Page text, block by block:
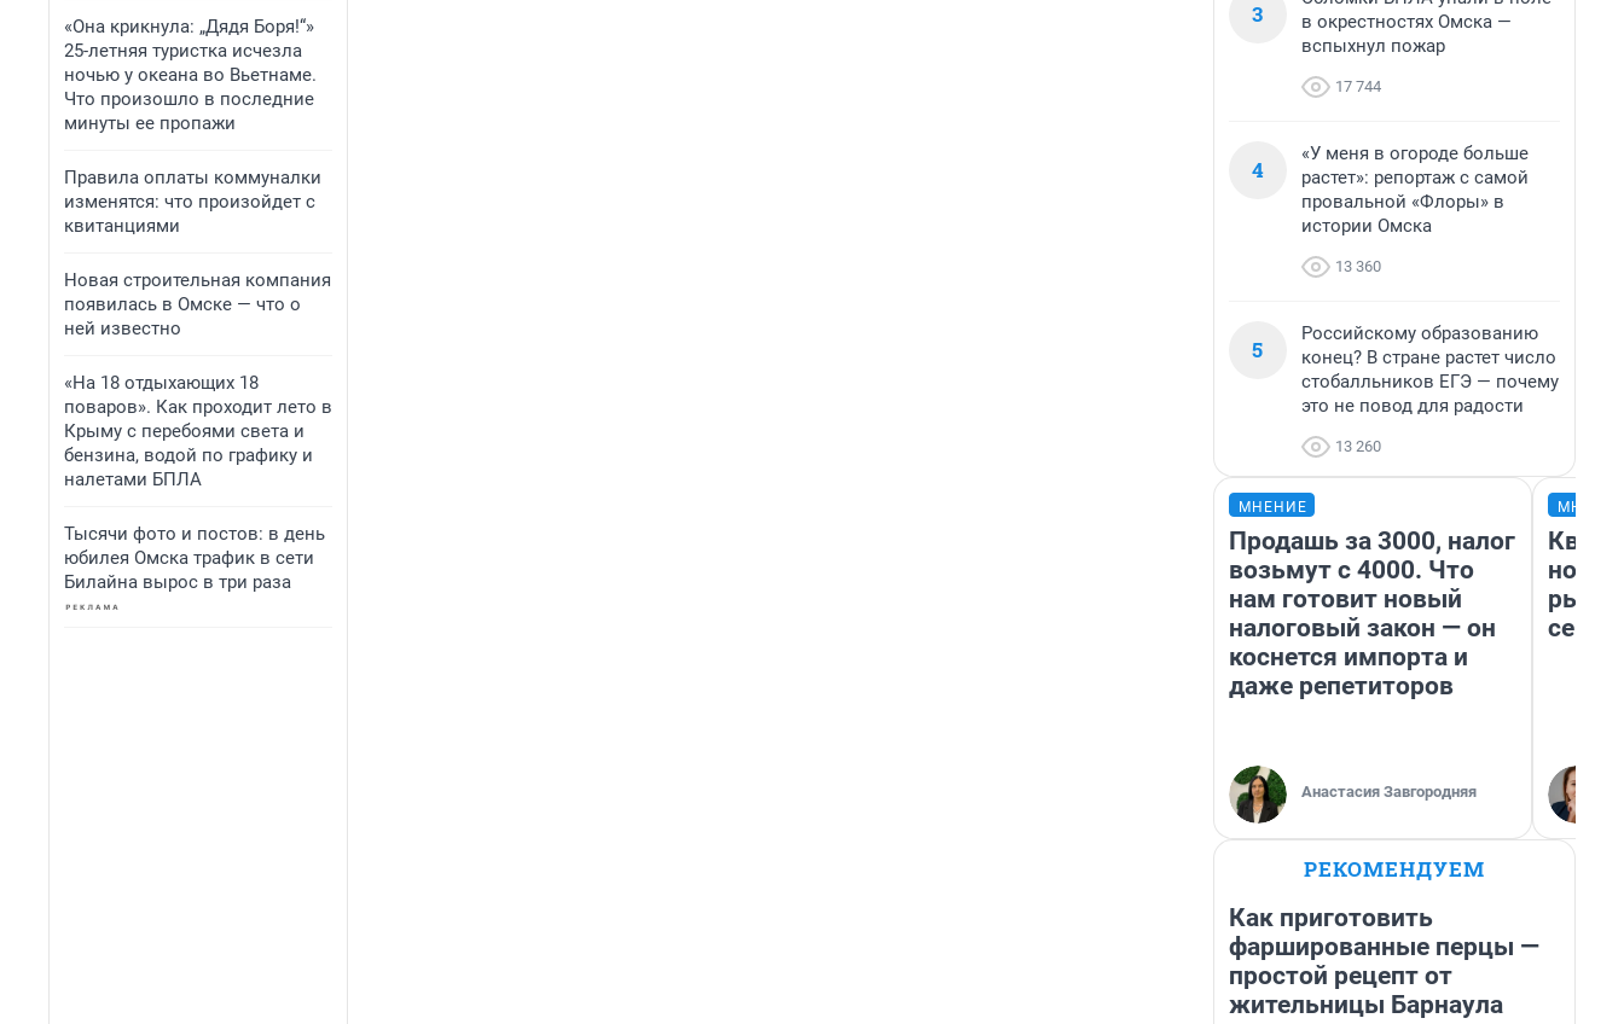
«Она крикнула: „Дядя Боря!“»
25-летняя туристка исчезла
ночью у океана во Вьетнаме.
Что произошло в последние
минуты ее пропажи
Правила оплаты коммуналки
изменятся: что произойдет с
квитанциями
Новая строительная компания
появилась в Омске — что о
ней известно
«На 18 отдыхающих 18
поваров». Как проходит лето в
Крыму с перебоями света и
бензина, водой по графику и
налетами БПЛА
Тысячи фото и постов: в день
юбилея Омска трафик в сети
Билайна вырос в три раза
3
в окрестностях Омска —
вспыхнул пожар
17 744
4
«У меня в огороде больше
растет»: репортаж с самой
провальной «Флоры» в
истории Омска
13 360
5
Российскому образованию
конец? В стране растет число
стобалльников ЕГЭ — почему
это не повод для радости
13 260
МНЕНИЕ
Продашь за 3000, налог
возьмут с 4000. Что
нам готовит новый
налоговый закон — он
коснется импорта и
даже репетиторов
Анастасия Завгородняя
но
РЕКОМЕНДУЕМ
Как приготовить
фаршированные перцы —
простой рецепт от
жительницы Барнаула